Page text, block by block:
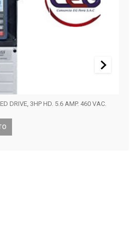
DRIVE, 3HP HD. 5.6 AMP. 460 VAC.